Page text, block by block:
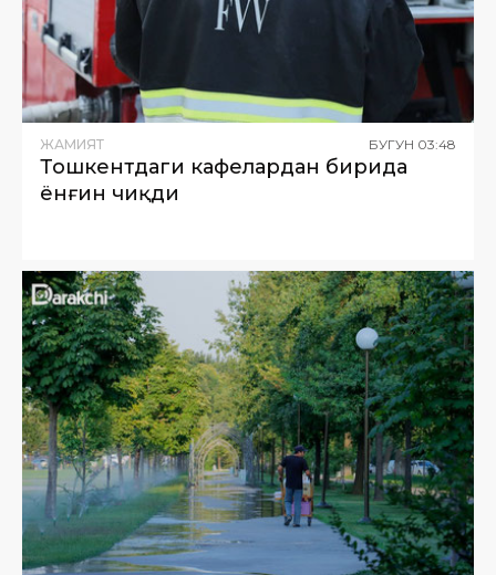
ЖАМИЯТ БУГУН 03:48
Тошкентдаги кафелардан бирида
ёнғин чиқди